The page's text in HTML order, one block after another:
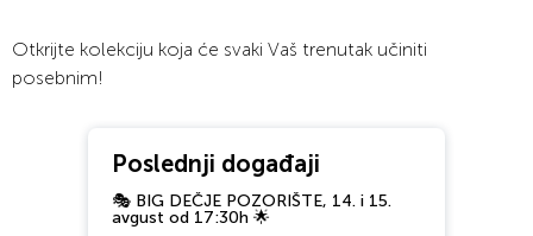
Otkrijte kolekciju koja će svaki Vaš trenutak učiniti
posebnim!
Poslednji događaji
🎭 BIG DEČJE POZORIŠTE, 14. i 15.
avgust od 17:30h 🌟